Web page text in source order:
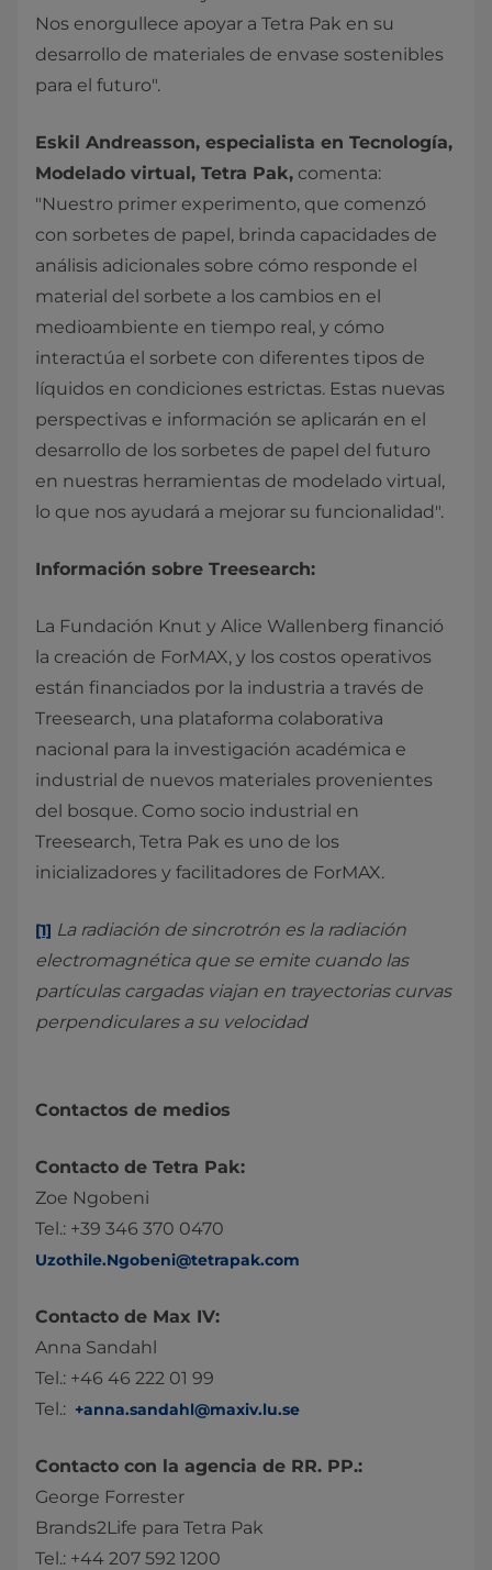
Nos enorgullece apoyar a Tetra Pak en su
desarrollo de materiales de envase sostenibles
para el futuro".
Eskil Andreasson, especialista en Tecnología,
Modelado virtual, Tetra Pak, comenta:
"Nuestro primer experimento, que comenzó
con sorbetes de papel, brinda capacidades de
análisis adicionales sobre cómo responde el
material del sorbete a los cambios en el
medioambiente en tiempo real, y cómo
interactúa el sorbete con diferentes tipos de
líquidos en condiciones estrictas. Estas nuevas
perspectivas e información se aplicarán en el
desarrollo de los sorbetes de papel del futuro
en nuestras herramientas de modelado virtual,
lo que nos ayudará a mejorar su funcionalidad".
Información sobre Treesearch:
La Fundación Knut y Alice Wallenberg financió
la creación de ForMAX, y los costos operativos
están financiados por la industria a través de
Treesearch, una plataforma colaborativa
nacional para la investigación académica e
industrial de nuevos materiales provenientes
del bosque. Como socio industrial en
Treesearch, Tetra Pak es uno de los
inicializadores y facilitadores de ForMAX.
[1] La radiación de sincrotrón es la radiación
electromagnética que se emite cuando las
partículas cargadas viajan en trayectorias curvas
perpendiculares a su velocidad
Contactos de medios
Contacto de Tetra Pak:
Zoe Ngobeni
Tel.: +39 346 370 0470
Uzothile.Ngobeni@tetrapak.com
Contacto de Max IV:
Anna Sandahl
Tel.: +46 46 222 01 99
Tel.: +anna.sandahl@maxiv.lu.se
Contacto con la agencia de RR. PP.:
George Forrester
Brands2Life para Tetra Pak
Tel.: +44 207 592 1200